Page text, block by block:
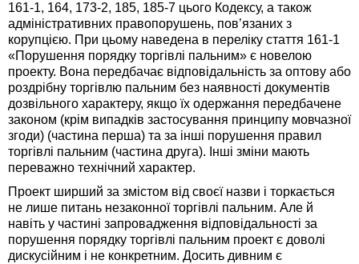
161-1, 164, 173-2, 185, 185-7 цього Кодексу, а також
адміністративних правопорушень, пов’язаних з
корупцією. При цьому наведена в переліку стаття 161-1
«Порушення порядку торгівлі пальним» є новелою
проекту. Вона передбачає відповідальність за оптову або
роздрібну торгівлю пальним без наявності документів
дозвільного характеру, якщо їх одержання передбачене
законом (крім випадків застосування принципу мовчазної
згоди) (частина перша) та за інші порушення правил
торгівлі пальним (частина друга). Інші зміни мають
переважно технічний характер.
Проект ширший за змістом від своєї назви і торкається
не лише питань незаконної торгівлі пальним. Але й
навіть у частині запровадження відповідальності за
порушення порядку торгівлі пальним проект є доволі
дискусійним і не конкретним. Досить дивним є